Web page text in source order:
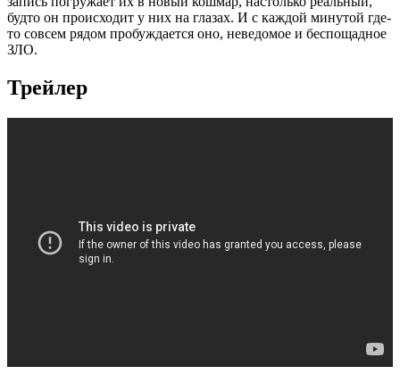
будто он происходит у них на глазах. И с каждой минутой где-
то совсем рядом пробуждается оно, неведомое и беспощадное
ЗЛО.
Трейлер